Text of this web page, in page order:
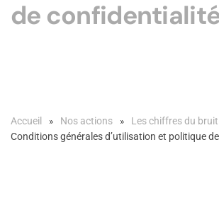
de
Accueil Nos actions Les chiffres du bruit
Conditions générales d’utilisation et politique